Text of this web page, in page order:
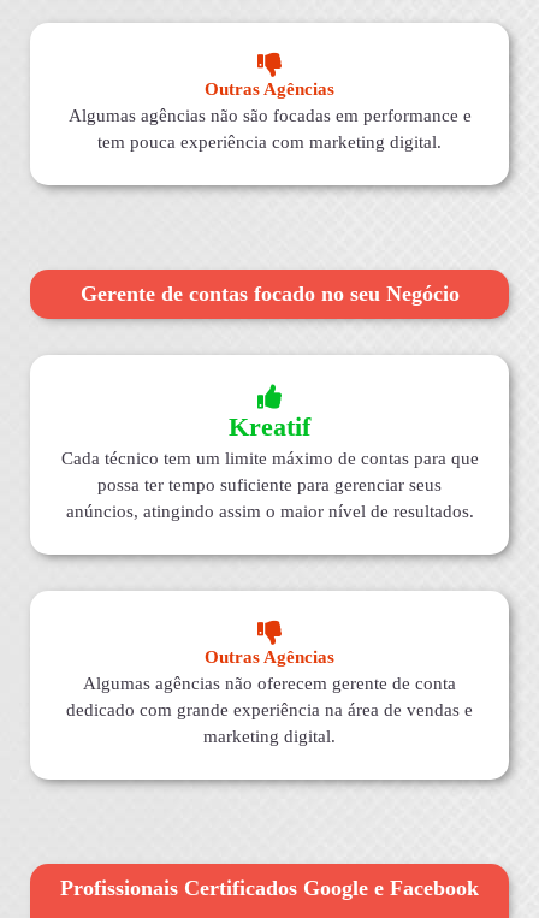
Outras Agências
Algumas agências não são focadas em performance e
tem pouca experiência com marketing digital.
Gerente de contas focado no seu Negócio
Kreatif
Cada técnico tem um limite máximo de contas para que
possa ter tempo suficiente para gerenciar seus
anúncios, atingindo assim o maior nível de resultados.
Outras Agências
Algumas agências não oferecem gerente de conta
dedicado com grande experiência na área de vendas e
marketing digital.
Profissionais Certificados Google e Facebook